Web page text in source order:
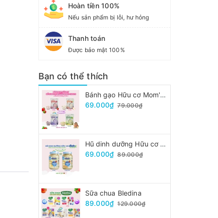
Hoàn tiền 100%
Nếu sản phẩm bị lỗi, hư hỏng
Thanh toán
Được bảo mật 100%
Bạn có thể thích
Bánh gạo Hữu cơ Mom's Choice
69.000₫ 79.000₫
Hũ dinh dưỡng Hữu cơ Alete
69.000₫ 89.000₫
Sữa chua Bledina
89.000₫ 129.000₫